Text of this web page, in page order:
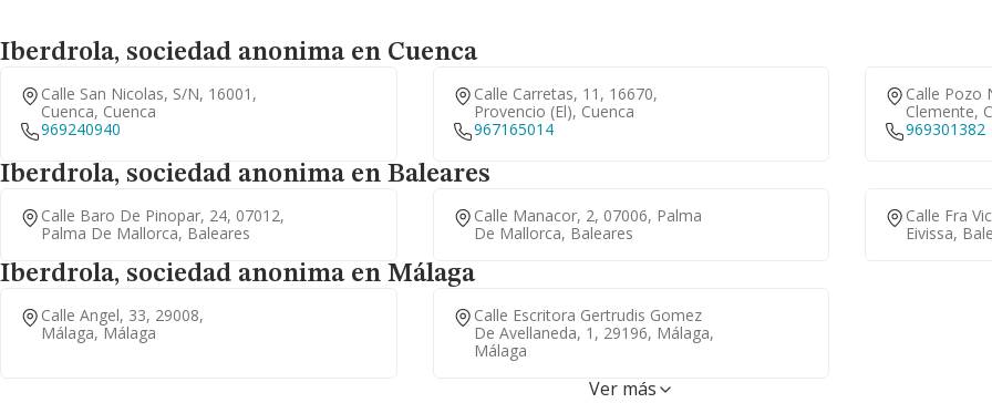
Iberdrola, sociedad anonima en Cuenca
Calle San Nicolas, S/n, 16001,
Cuenca, Cuenca
969240940
Calle Carretas, 11, 16670,
Provencio (el), Cuenca
967165014
Calle Pozo
Clemente,
969301382
Iberdrola, sociedad anonima en Baleares
Calle Baro De Pinopar, 24, 07012,
Palma De Mallorca, Baleares
Calle Manacor, 2, 07006, Palma
De Mallorca, Baleares
Calle Fra
Eivissa,
Iberdrola, sociedad anonima en Málaga
Calle Angel, 33, 29008,
Málaga, Málaga
Calle Escritora Gertrudis Gomez
De Avellaneda, 1, 29196, Málaga,
Málaga
Ver más